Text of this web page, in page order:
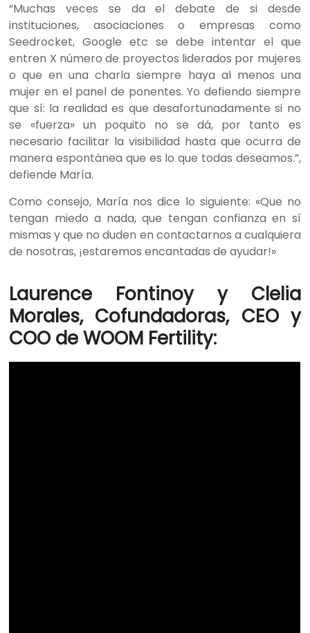
“Muchas veces se da el debate de si desde
instituciones, asociaciones o empresas como
Seedrocket, Google etc se debe intentar el que
entren X número de proyectos liderados por mujeres
o que en una charla siempre haya al menos una
mujer en el panel de ponentes. Yo defiendo siempre
que sí: la realidad es que desafortunadamente si no
se «fuerza» un poquito no se dá, por tanto es
necesario facilitar la visibilidad hasta que ocurra de
manera espontánea que es lo que todas deseamos.”,
defiende María.
Como consejo, María nos dice lo siguiente: «Que no
tengan miedo a nada, que tengan confianza en sí
mismas y que no duden en contactarnos a cualquiera
de nosotras, ¡estaremos encantadas de ayudar!»
Laurence Fontinoy y Clelia
Morales, Cofundadoras, CEO y
COO de WOOM Fertility: